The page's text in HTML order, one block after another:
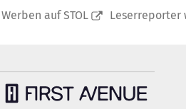
Werben auf STOL Leserreporter